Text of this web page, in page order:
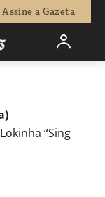
Assine a Gazeta
0
“Sing